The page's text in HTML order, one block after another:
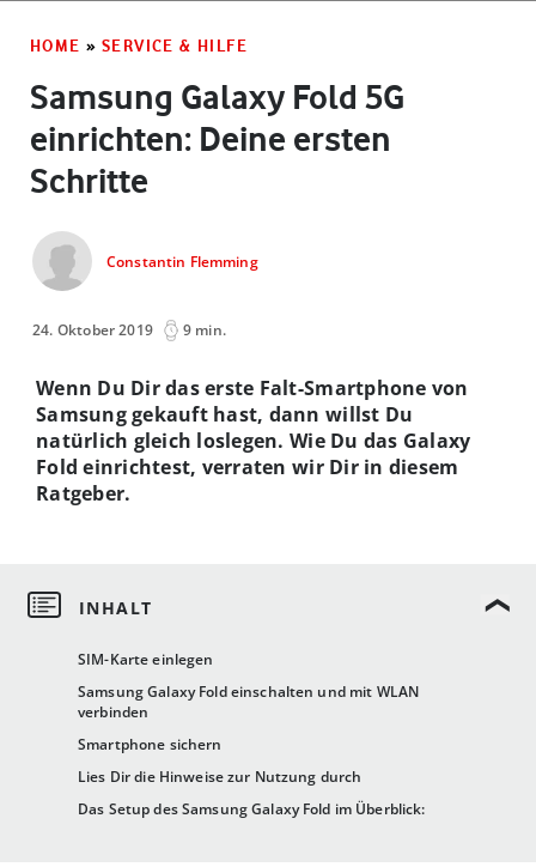
HOME » SERVICE & HILFE
Samsung Galaxy Fold 5G
einrichten: Deine ersten
Schritte
Constantin Flemming
24. Oktober 2019 9 min.
SIM-Karte einlegen
Samsung Galaxy Fold einschalten und mit WLAN
verbinden
Smartphone sichern
Lies Dir die Hinweise zur Nutzung durch
Das Setup des Samsung Galaxy Fold im Überblick:
Wenn Du Dir das erste Falt-Smartphone von
Samsung gekauft hast, dann willst Du
natürlich gleich loslegen. Wie Du das Galaxy
Fold einrichtest, verraten wir Dir in diesem
Ratgeber.